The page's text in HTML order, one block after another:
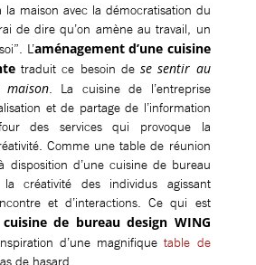
la maison avec la démocratisation du
de dire qu’on amène au travail, un
L’aménagement d’une cuisine
traduit ce besoin dese sentir au
. La cuisine de l’entreprise
et de partage de l’information
des services qui provoque la
Comme une table de réunion
disposition d’une cuisine de bureau
créativité des individus agissant
et d’interactions. Ce qui est
cuisine de bureau design WING
d’une magnifiquetable de
de hasard.